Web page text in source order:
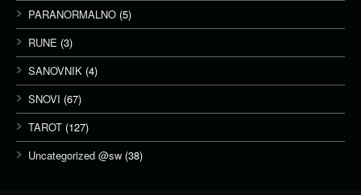
PARANORMALNO (5)
RUNE (3)
SANOVNIK (4)
SNOVI (67)
TAROT (127)
Uncategorized @sw (38)